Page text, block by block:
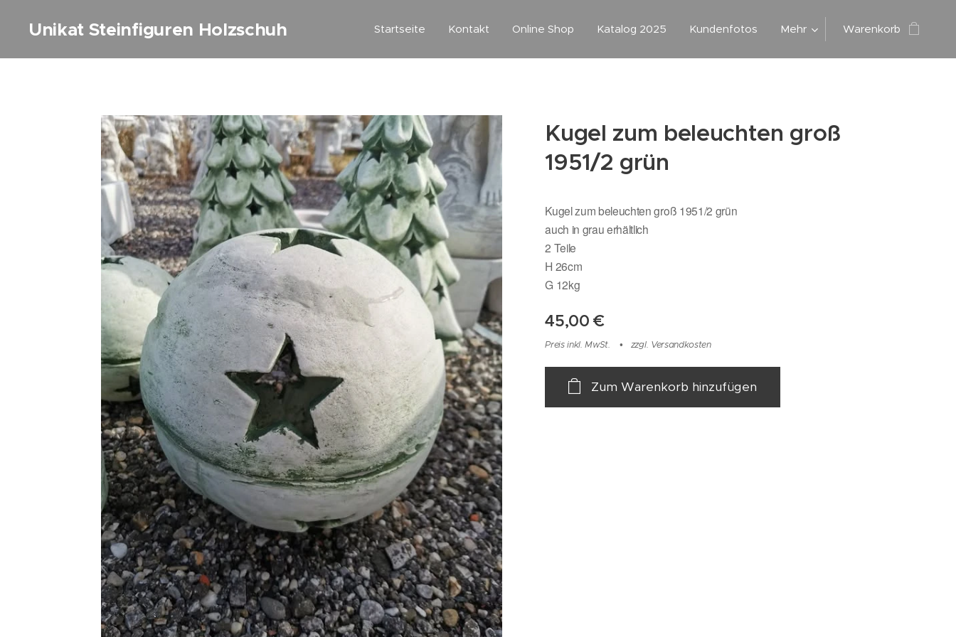
Unikat Steinfiguren Holzschuh Startseite Kontakt Online Shop Katalog 2025 Kundenfotos Mehr Warenkorb
Kugel zum beleuchten groß
1951/2 grün
Kugel zum beleuchten groß 1951/2 grün
auch in grau erhältlich
2 Teile
H 26cm
G 12kg
45,00 €
Preis inkl. MwSt. zzgl. Versandkosten
Zum Warenkorb hinzufügen